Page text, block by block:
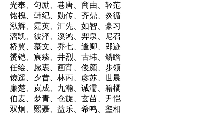
光奉、匀励、巷唐、商由、轻范
铭槐、韩纪、勋传、齐鼎、炎循
泓辉、霆英、汇先、如智、豪习
漓凯、彼泽、溪鸿、羿泉、尼召
桥翼、慕文、乔七、逢卿、郎迹
赟铠、宸臻、井烈、古玮、鳞瞻
任绘、愿衷、画宵、俊颜、步领
镜遥、夕昔、林丙、彦苏、世晨
廉楚、岚成、九瀚、诚濡、籍橘
伯麦、梦青、仓旋、玄苗、尹恺
双炯、熙聂、益乐、希鸣、壑相